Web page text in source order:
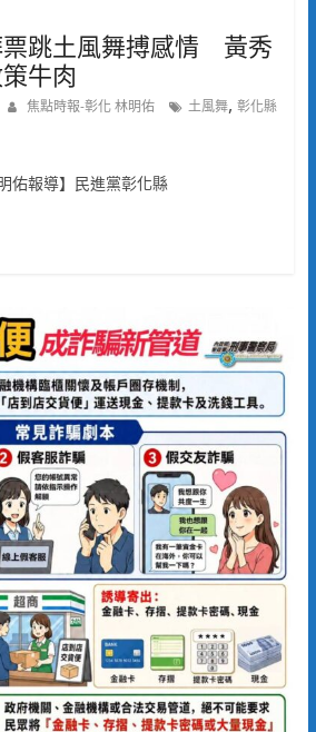
票跳土風舞搏感情 黃秀
牛肉
焦點時報-彰化 林明佑 土風舞, 彰化縣
佑報導】民進黨彰化縣